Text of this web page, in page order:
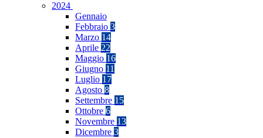
2024
Gennaio
Febbraio 3
Marzo 14
Aprile 22
Maggio 16
Giugno 11
Luglio 17
Agosto 8
Settembre 15
Ottobre 6
Novembre 13
Dicembre 3